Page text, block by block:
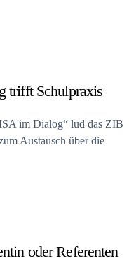
trifft Schulpraxis
im Dialog“ lud das ZIB
Austausch über die
oder Referenten